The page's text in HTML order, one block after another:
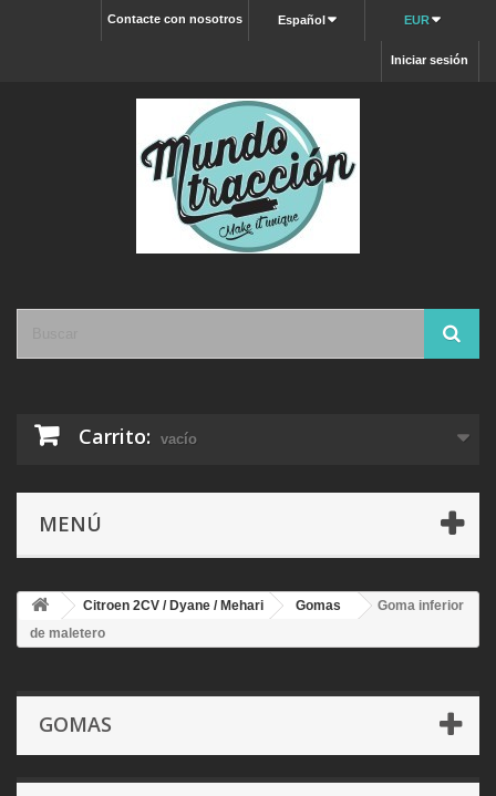
EUR
Español
Contacte con nosotros
Iniciar sesión
Carrito: vacío
MENÚ
Citroen 2CV / Dyane / Mehari Gomas
Goma inferior
de maletero
GOMAS